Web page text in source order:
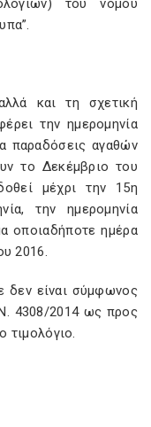
του νόμου
και τη σχετική
την ημερομηνία
παραδόσεις αγαθών
το Δεκέμβριο του
μέχρι την 15η
την ημερομηνία
οποιαδήποτε ημέρα
2016.
δεν είναι σύμφωνος
4308/2014 ως προς
τιμολόγιο.